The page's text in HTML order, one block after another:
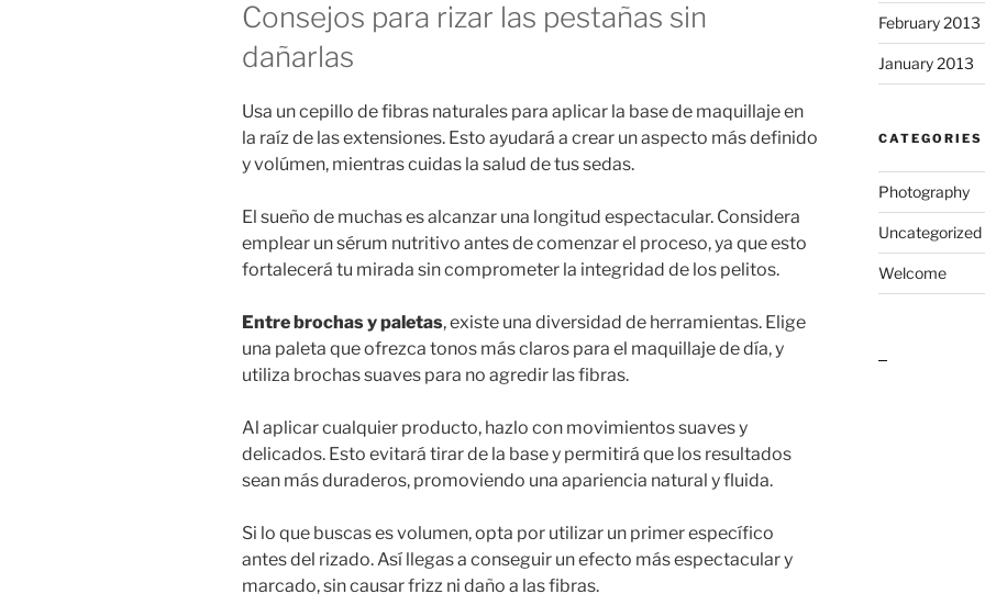
Consejos para rizar las pestañas sin
dañarlas
Usa un cepillo de fibras naturales para aplicar la base de maquillaje en
la raíz de las extensiones. Esto ayudará a crear un aspecto más definido
y volúmen, mientras cuidas la salud de tus sedas.
El sueño de muchas es alcanzar una longitud espectacular. Considera
emplear un sérum nutritivo antes de comenzar el proceso, ya que esto
fortalecerá tu mirada sin comprometer la integridad de los pelitos.
Entre brochas y paletas, existe una diversidad de herramientas. Elige
una paleta que ofrezca tonos más claros para el maquillaje de día, y
utiliza brochas suaves para no agredir las fibras.
Al aplicar cualquier producto, hazlo con movimientos suaves y
delicados. Esto evitará tirar de la base y permitirá que los resultados
sean más duraderos, promoviendo una apariencia natural y fluida.
Si lo que buscas es volumen, opta por utilizar un primer específico
antes del rizado. Así llegas a conseguir un efecto más espectacular y
marcado, sin causar frizz ni daño a las fibras.
February 2013
January 2013
CATEGORIES
Photography
Uncategorized
Welcome